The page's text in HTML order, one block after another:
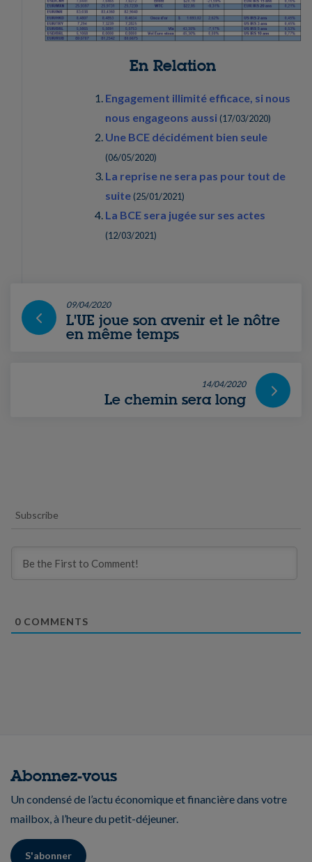
En Relation
Engagement illimité efficace, si nous
nous engageons aussi (17/03/2020)
Une BCE décidément bien seule
(06/05/2020)
La reprise ne sera pas pour tout de
suite (25/01/2021)
La BCE sera jugée sur ses actes
(12/03/2021)
09/04/2020
L'UE joue son avenir et le nôtre
en même temps
14/04/2020
Le chemin sera long
Subscribe
0 COMMENTS
Abonnez-vous
Un condensé de l’actu économique et financière dans votre
mailbox, à l’heure du petit-déjeuner.
S'abonner